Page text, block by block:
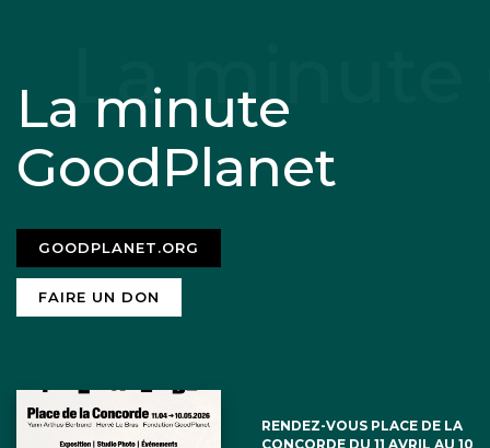
La minute
GoodPlanet
GOODPLANET.ORG
FAIRE UN DON
RENDEZ-VOUS PLACE DE LA
CONCORDE DU 11 AVRIL AU 10